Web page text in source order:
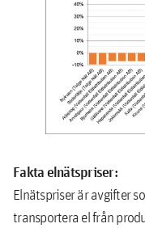
Fakta elnätspriser:
Elnätspriser är avgifter
transportera el från